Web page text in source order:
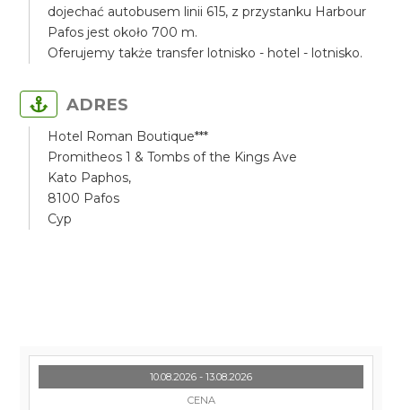
dojechać autobusem linii 615, z przystanku Harbour
Pafos jest około 700 m.
Oferujemy także transfer lotnisko - hotel - lotnisko.
ADRES
Hotel Roman Boutique***
Promitheos 1 & Tombs of the Kings Ave
Kato Paphos,
8100 Pafos
Cyp
10.08.2026 - 13.08.2026
CENA